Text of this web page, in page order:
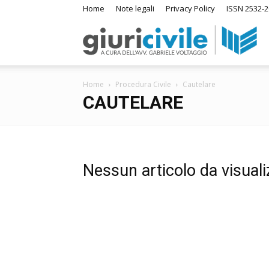
Home Note legali Privacy Policy ISSN 2532-
Home Procedura Civile Cautelare
CAUTELARE
Nessun articolo da